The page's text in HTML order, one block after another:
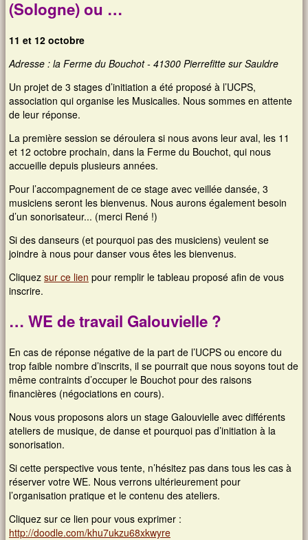
(Sologne) ou …
11 et 12 octobre
Adresse : la Ferme du Bouchot - 41300 Pierrefitte sur Sauldre
Un projet de 3 stages d’initiation a été proposé à l’UCPS,
association qui organise les Musicalies. Nous sommes en attente
de leur réponse.
La première session se déroulera si nous avons leur aval, les 11
et 12 octobre prochain, dans la Ferme du Bouchot, qui nous
accueille depuis plusieurs années.
Pour l’accompagnement de ce stage avec veillée dansée, 3
musiciens seront les bienvenus. Nous aurons également besoin
d’un sonorisateur... (merci René !)
Si des danseurs (et pourquoi pas des musiciens) veulent se
joindre à nous pour danser vous êtes les bienvenus.
Cliquez sur ce lien pour remplir le tableau proposé afin de vous
inscrire.
… WE de travail Galouvielle ?
En cas de réponse négative de la part de l’UCPS ou encore du
trop faible nombre d’inscrits, il se pourrait que nous soyons tout de
même contraints d’occuper le Bouchot pour des raisons
financières (négociations en cours).
Nous vous proposons alors un stage Galouvielle avec différents
ateliers de musique, de danse et pourquoi pas d’initiation à la
sonorisation.
Si cette perspective vous tente, n’hésitez pas dans tous les cas à
réserver votre WE. Nous verrons ultérieurement pour
l’organisation pratique et le contenu des ateliers.
Cliquez sur ce lien pour vous exprimer :
http://doodle.com/khu7ukzu68xkwyre